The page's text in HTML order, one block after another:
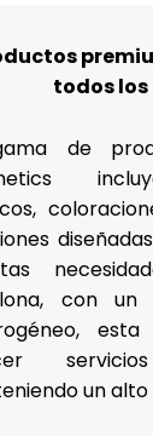
todos
de
con
un alto